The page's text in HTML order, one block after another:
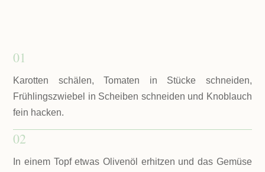
01
Karotten schälen, Tomaten in Stücke schneiden,
Frühlingszwiebel in Scheiben schneiden und Knoblauch
fein hacken.
02
In einem Topf etwas Olivenöl erhitzen und das Gemüse